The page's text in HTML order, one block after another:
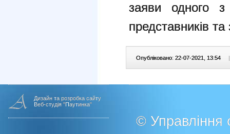
заяви одного з
представників
Опубліковано: 22-07-2021, 13:54 |
Дизайн та розробка сайту
Веб-студія "Паутинка"
© Управління